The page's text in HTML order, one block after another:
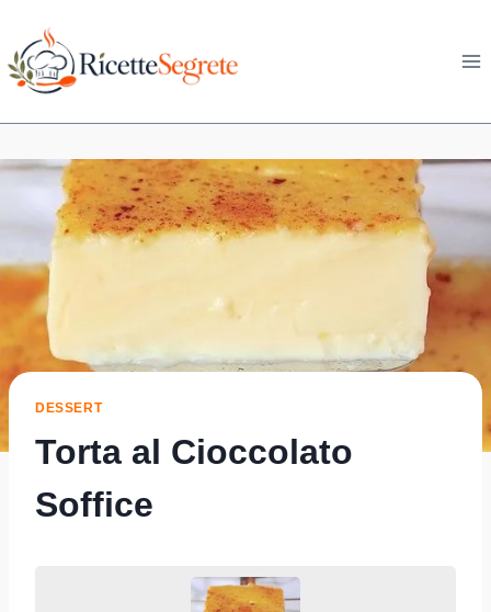
content
DESSERT
Torta al Cioccolato
Soffice